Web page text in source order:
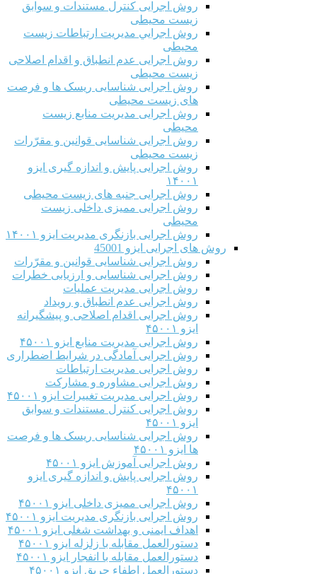
روش اجرایی کنترل مستندات و سوابق
زیست محیطی
روش اجرايي مدیریت ارتباطات زیست
محیطی
روش اجرایی عدم انطباق و اقدام اصلاحی
زیست محیطی
روش اجرایی شناسایی ریسک ها و فرصت
های زیست محیطی
روش اجرایی مدیریت منابع زیست
محیطی
روش اجرایی شناسایی قوانین و مقرّرات
زیست محیطی
روش اجرایی پایش و اندازه گیری ایزو
۱۴۰۰۱
روش اجرایی جنبه های زیست محیطی
روش اجرایی ممیزی داخلی زیست
محیطی
روش اجرایی بازنگری مدیریت ایزو ۱۴۰۰۱
روش های اجرایی ایزو 45001
روش اجرایی شناسایی قوانین و مقرّرات
روش اجرایی شناسایی و ارزیابی خطرات
روش اجرایی مدیریت عملیات
روش اجرایی عدم انطباق و رویداد
روش اجرایی اقدام اصلاحی و پیشگیرانه
ایزو ۴۵۰۰۱
روش اجرایی مدیریت منابع ایزو ۴۵۰۰۱
روش اجرایی آمادگی در شرایط اضطراری
روش اجرایی مدیریت ارتباطات
روش اجرایی مشاوره و مشارکت
روش اجرایی مدیریت تغییرات ایزو ۴۵۰۰۱
روش اجرایی کنترل مستندات و سوابق
ایزو ۴۵۰۰۱
روش اجرایی شناسایی ریسک ها و فرصت
ها ایزو ۴۵۰۰۱
روش اجرایی آموزش ایزو ۴۵۰۰۱
روش اجرایی پایش و اندازه گیری ایزو
۴۵۰۰۱
روش اجرایی ممیزی داخلی ایزو ۴۵۰۰۱
روش اجرایی بازنگری مدیریت ایزو ۴۵۰۰۱
اهداف ایمنی و بهداشت شغلی ایزو ۴۵۰۰۱
دستورالعمل مقابله با زلزله ایزو ۴۵۰۰۱
دستورالعمل مقابله با انفجار ایزو ۴۵۰۰۱
دستورالعمل اطفاء حریق ایزو ۴۵۰۰۱